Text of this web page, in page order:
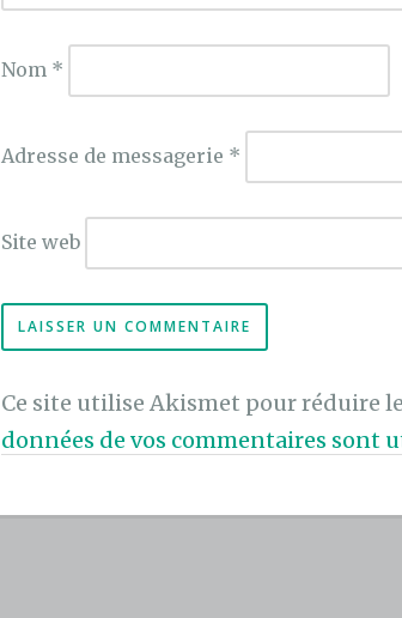
Nom *
Adresse de messagerie *
Site web
Ce site utilise Akismet pour réduire
données de vos commentaires sont